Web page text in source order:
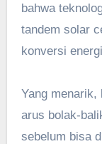
bahwa
tandem solar
konversi
Yang
arus bolak-
sebelum bisa